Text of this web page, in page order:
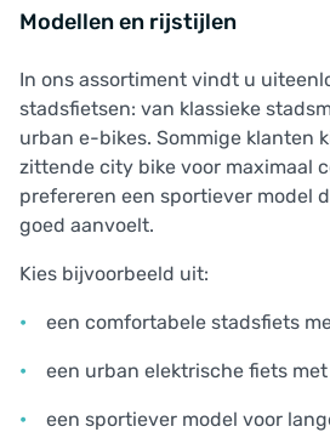
Modellen en rijstijlen
In ons assortiment vindt u
stadsfietsen: van klassieke
urban e-bikes. Sommige klanten
zittende city bike voor maximaal
prefereren een sportiever model
goed aanvoelt.
Kies bijvoorbeeld uit:
een comfortabele stadsfiets
een urban elektrische fiets
een sportiever model voor